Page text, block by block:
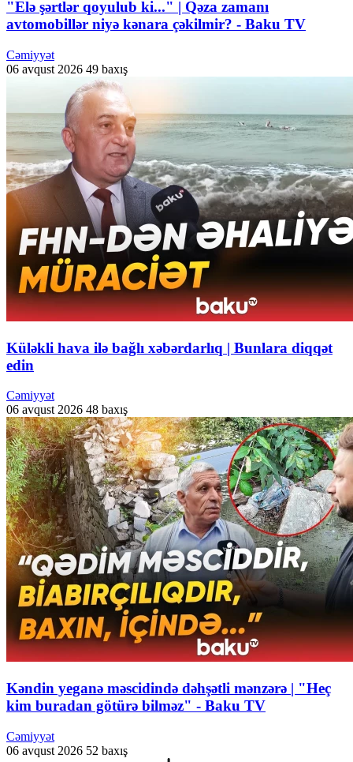
"Elə şərtlər qoyulub ki..." | Qəza zamanı
avtomobillər niyə kənara çəkilmir? - Baku TV
Cəmiyyət
06 avqust 2026 49 baxış
Küləkli hava ilə bağlı xəbərdarlıq | Bunlara diqqət
edin
Cəmiyyət
06 avqust 2026 48 baxış
Kəndin yeganə məscidində dəhşətli mənzərə | "Heç
kim buradan götürə bilməz" - Baku TV
Cəmiyyət
06 avqust 2026 52 baxış